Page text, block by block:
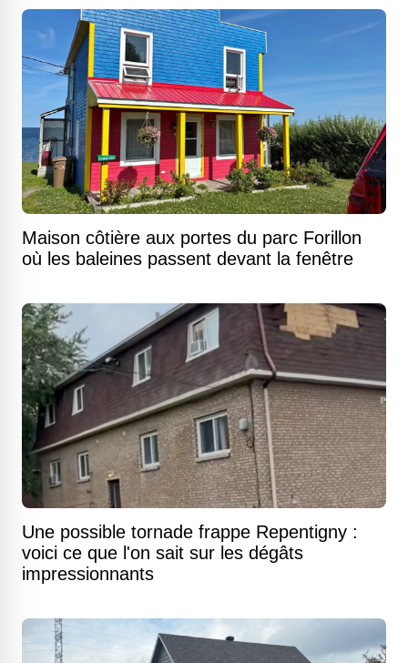
Maison côtière aux portes du parc Forillon
où les baleines passent devant la fenêtre
Une possible tornade frappe Repentigny :
voici ce que l'on sait sur les dégâts
impressionnants